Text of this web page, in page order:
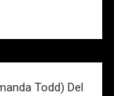
Todd) Del